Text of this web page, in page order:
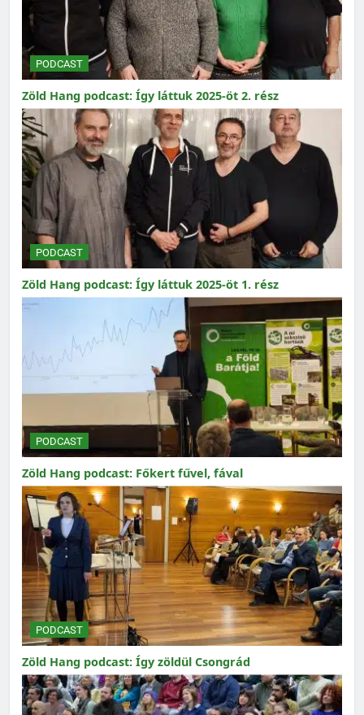
PODCAST
Zöld Hang podcast: Így láttuk 2025-öt 2. rész
PODCAST
Zöld Hang podcast: Így láttuk 2025-öt 1. rész
PODCAST
Zöld Hang podcast: Főkert fűvel, fával
PODCAST
Zöld Hang podcast: Így zöldül Csongrád